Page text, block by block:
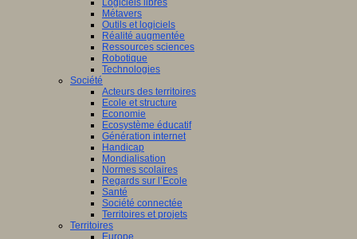
Logiciels libres
Métavers
Outils et logiciels
Réalité augmentée
Ressources sciences
Robotique
Technologies
Société
Acteurs des territoires
Ecole et structure
Economie
Ecosystème éducatif
Génération internet
Handicap
Mondialisation
Normes scolaires
Regards sur l’Ecole
Santé
Société connectée
Territoires et projets
Territoires
Europe